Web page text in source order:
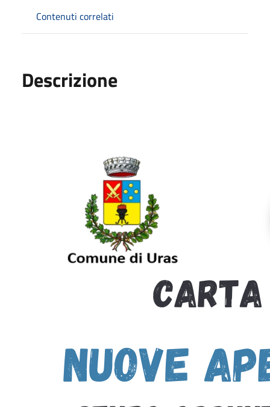
Contenuti correlati
Descrizione